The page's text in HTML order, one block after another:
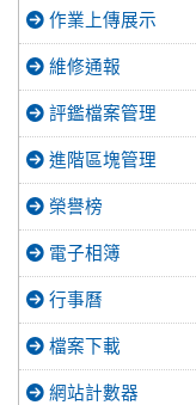
作業上傳展示
維修通報
評鑑檔案管理
進階區塊管理
榮譽榜
電子相簿
行事曆
檔案下載
網站計數器